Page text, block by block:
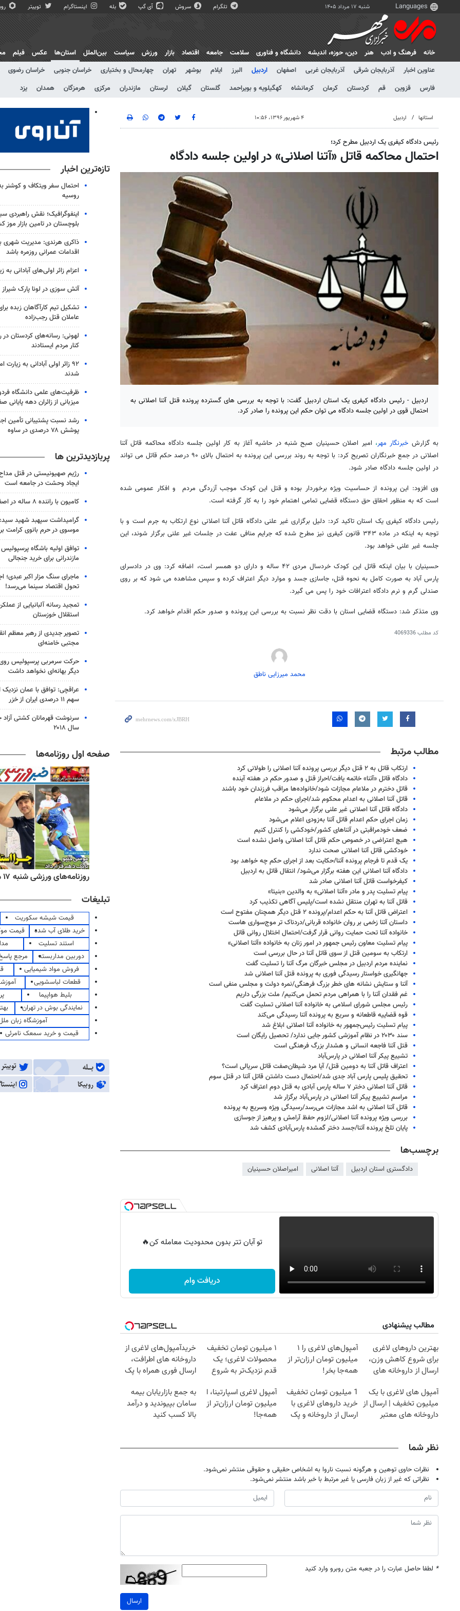
شنبه ۱۷ مرداد ۱۴۰۵ تلگرام سروش آی گپ بله اینستاگرام توییتر
خانه فرهنگ و ادب هنر دين، حوزه، انديشه دانشگاه و فناوری سلامت جامعه اقتصاد بازار ورزش سیاست بین‌الملل
استان‌ها
عناوین اخبار
آذربایجان شرقی آذربایجان غربی اصفهان اردبیل البرز ایلام بوشهر تهران چهارمحال و بختیاری خراسان جنوبی خراسان رضوی
فارس
قزوین قم کردستان کرمان کرمانشاه کهگیلویه و بویراحمد گلستان گیلان لرستان مازندران مرکزی هرمزگان همدان یزد
عکس فیلم
استانها اردبیل ۴ شهریور ۱۳۹۶، ۱۰:۵۶
رئیس دادگاه کیفری یک اردبیل مطرح کرد؛
احتمال محاکمه قاتل «آتنا اصلانی» در اولین جلسه دادگاه
اردبیل - رئیس دادگاه کیفری یک استان اردبیل گفت: با توجه به بررسی های گسترده پرونده قتل آتنا اصلانی به
احتمال قوی در اولین جلسه دادگاه می توان حکم این پرونده را صادر کرد.
به گزارش خبرنگار مهر، امیر اصلان حسینیان صبح شنبه در حاشیه آغاز به کار اولین جلسه دادگاه محاکمه قاتل آتنا
اصلانی در جمع خبرنگاران تصریح کرد: با توجه به روند بررسی این پرونده به احتمال بالای ۹۰ درصد حکم قاتل می تواند
در اولین جلسه دادگاه صادر شود.
وی افزود: این پرونده از حساسیت ویژه برخوردار بوده و قتل این کودک موجب آزردگی مردم و افکار عمومی شده
است که به منظور احقاق حق دستگاه قضایی تمامی اهتمام خود را به کار گرفته است.
رئیس دادگاه کیفری یک استان تاکید کرد: دلیل برگزاری غیر علنی دادگاه قاتل آتنا اصلانی نوع ارتکاب به جرم است و با
توجه به اینکه در ماده ۳۴۳ قانون کیفری نیز مطرح شده که جرایم منافی عفت در جلسات غیر علنی برگزار شوند، این
جلسه غیر علنی خواهد بود.
حسینیان با بیان اینکه قاتل این کودک خردسال مردی ۴۲ ساله و دارای دو همسر است، اضافه کرد: وی در دادسرای
پارس آباد به صورت کامل به نحوه قتل، جاسازی جسد و موارد دیگر اعتراف کرده و سپس مشاهده می شود که بر روی
صندلی گرم و نرم دادگاه اعترافات خود را پس می گیرد.
وی متذکر شد: دستگاه قضایی استان با دقت نظر نسبت به بررسی این پرونده و صدور حکم اقدام خواهد کرد.
کد مطلب4069336
محمد میرزایی ناطق
مطالب مرتبط
ارتکاب قاتل به ۲ قتل دیگر بررسی پرونده آتنا اصلانی را طولانی کرد
دادگاه قاتل «آتنا» خاتمه یافت/احراز قتل و صدور حکم در هفته آینده
قاتل دخترم در ملاعام مجازات شود/خانواده‌ها مراقب فرزندان خود باشند
قاتل آتنا اصلانی به اعدام محکوم شد/اجرای حکم در ملاعام
دادگاه قاتل آتنا اصلانی غیر علنی برگزار می‌شود
زمان اجرای حکم اعدام قاتل آتنا به‌زودی اعلام می‌شود
ضعف خودمراقبتی در آتناهای کشور/خودکشی را کنترل کنیم
هیچ اعتراضی در خصوص حکم قاتل آتنا اصلانی واصل نشده است
خودکشی قاتل آتنا اصلانی صحت ندارد
یک قدم تا فرجام پرونده آتنا/حکایت بعد از اجرای حکم چه خواهد بود
دادگاه آتنا اصلانی این هفته برگزار می‌شود/ انتقال قاتل به اردبیل
کیفرخواست قاتل آتنا اصلانی صادر شد
پیام تسلیت پدر و مادر «آتنا اصلانی» به والدین «بنیتا»
قاتل آتنا به تهران منتقل نشده است/پلیس آگاهی تکذیب کرد
اعتراض قاتل آتنا به حکم اعدام/پرونده ۲ قتل دیگر همچنان مفتوح است
داستان آتنا زخمی بر روان خانواده‌ قربانی/دردناک تر موج‌سواری هاست
خانواده آتنا تحت حمایت روانی قرار گرفت/احتمال اختلال روانی قاتل
پیام تسلیت معاون رئیس جمهور در امور زنان به خانواده «آتنا اصلانی»
ارتکاب به سومین قتل از سوی قاتل آتنا در حال بررسی است
نماینده مردم اردبیل در مجلس خبرگان مرگ آتنا را تسلیت گفت
جهانگیری خواستار رسیدگی فوری به پرونده قتل آتنا اصلانی شد
آتنا و ستایش نشانه های خطر بزرگ فرهنگی/نمره دولت و مجلس منفی است
غم فقدان آتنا را با همراهی مردم تحمل می‌کنیم/ ملت بزرگی داریم
رئیس مجلس شورای اسلامی به خانواده آتنا اصلانی تسلیت گفت
قوه قضاییه قاطعانه و سریع به پرونده آتنا رسیدگی می‌کند
پیام تسلیت رئیس‌جمهور به خانواده آتنا اصلانی ابلاغ شد
سند ۲۰۳۰ در نظام آموزشی کشور جایی ندارد/ تحصیل رایگان است
قتل آتنا فاجعه انسانی و هشدار بزرگ فرهنگی است
تشییع پیکر آتنا اصلانی در پارس‌آباد
اعتراف قاتل آتنا به دومین قتل/ آیا مرد شیطان‌صفت قاتل سریالی است؟
تحقیق پلیس پارس آباد جدی شد/احتمال دست داشتن قاتل آتنا در قتل سوم
قاتل آتنا اصلانی دختر ۷ ساله پارس آبادی به قتل دوم اعتراف کرد
مراسم تشییع پیکر آتنا اصلانی در پارس‌آباد برگزار شد
قاتل آتنا اصلانی به اشد مجازات می‌رسد/رسیدگی ویژه وسریع به پرونده
بررسی ویژه پرونده آتنا اصلانی/لزوم حفظ آرامش و پرهیز از جوسازی
پایان تلخ پرونده آتنا/جسد دختر گمشده پارس‌آبادی کشف شد
برچسب‌ها
دادگستری استان اردبیل آتنا اصلانی امیراصلان حسینیان
تو آبان تتر بدون محدودیت معامله کن🔥
دریافت وام
مطالب پیشنهادی
بهترین داروهای لاغری
برای شروع کاهش وزن،
ارسال از داروخانه های
آمپول‌های لاغری را ۱
میلیون تومان ارزان‌تر از
همه‌جا بخر!
۱ میلیون تومان تخفیف
محصولات لاغری؛ یک
قدم نزدیک‌تر به شروع
خریدآمپول‌های لاغری از
داروخانه های اطرافت،
ارسال فوری همراه با پک
آمپول های لاغری با یک
میلیون تخفیف | ارسال از
داروخانه های معتبر
1 میلیون تومان تخفیف
خرید داروهای لاغری با
ارسال از داروخانه و پک
آمپول لاغری اسپارتینا، ا
میلیون تومان ارزان‌تر از
همه‌جا!
به جمع بازاریابان بیمه
سامان بپیوندید و درآمد
بالا کسب کنید
نظر شما
نظرات حاوی توهین و هرگونه نسبت ناروا به اشخاص حقیقی و حقوقی منتشر نمی‌شود.
نظراتی که غیر از زبان فارسی یا غیر مرتبط با خبر باشد منتشر نمی‌شود.
* لطفا حاصل عبارت را در جعبه متن روبرو وارد کنید
ارسال
تازه‌ترین اخبار
احتمال سفر ویتکاف و کوشنر
روسیه
اینفوگرافیک؛ نقش راهبردی
بلوچستان در تامین بازار موز
ذاکری هرندی: مدیریت شهری بم
اقدامات عمرانی روزمره باشد
اعزام زائر اولی‌های آبادانی
آتش سوزی در لونا پارک شیراز
تشکیل تیم کارآگاهان زبده
عاملان قتل رجب‌زاده
لهونی: رسانه‌های کردستان
کنار مردم ایستادند
۹۲ زائر اولی آبادانی به
شدند
ظرفیت‌های علمی دانشگاه
میزبانی از زائران دهه پایانی
رشد نسبت پشتیبانی تأمین
پوشش ۷۸ درصدی در ساوه
پربازدیدترین ها
رژیم صهیونیستی در قتل
ایجاد وحشت در جامعه است
کامیون با راننده ۸ ساله در اصفهان توقیف شد
گرامیداشت سپهبد شهید
موسوی در حرم بانوی کرامت
توافق اولیه باشگاه
مازندرانی برای خرید جنجالی
ماجرای سنگ مزار اکبر عبدی؛
تحول اقتصاد سینما می‌رسد!
تمجید رسانه آلبانیایی از
استقلال خوزستان
تصویر جدیدی از رهبر معظم
مجتبی خامنه‌ای
حرکت سرمربی پرسپولیس روی
دیگر بهانه‌ای نخواهد داشت
عراقچی: توافق با عمان
سهم ۱۱ درصدی ایران از خزر
سرنوشت قهرمانان کشتی آزاد
سال ۲۰۱۸
صفحه اول روزنامه‌ها
روزنامه‌های صبح شنبه ۱۷ مرداد ۱۴۰۵ روزنامه‌های اقتصادی شنبه ۱۷ مرداد ۱۴۰۵ روزنامه‌های ورزشی شنبه ۱۷ مرداد ۱۴۰۵
تبلیغات
قیمت شیشه سکوریت
خرید طلای آب شده
قیمت
استند تسلیت
دوربین مداربسته
مرجع
فروش مواد شیمیایی
قطعات لباسشویی
بلیط هواپیما
نمایندگی بوش در تهران
آموزشگاه زبان
قیمت و خرید سمعک نامرئی